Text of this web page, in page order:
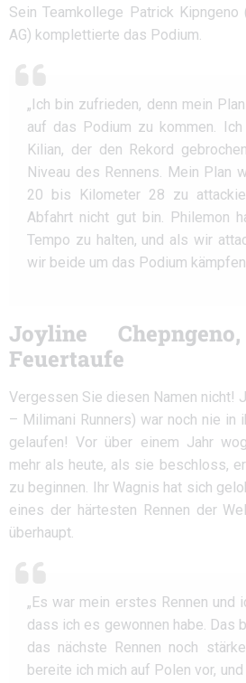
Sein Teamkollege Patrick Kipngeno
AG) komplettierte das Podium.
„Ich bin zufrieden, denn mein
auf das Podium zu kommen.
Kilian, der den Rekord
Niveau des Rennens. Mein Plan
20 bis Kilometer 28 zu
Abfahrt nicht gut bin. Philemon
Tempo zu halten, und als wir
wir beide um das Podium
Joyline
Feuertaufe
Vergessen Sie diesen Namen nicht!
– Milimani Runners) war noch nie in
gelaufen! Vor über einem Jahr
mehr als heute, als sie beschloss,
zu beginnen. Ihr Wagnis hat sich
eines der härtesten Rennen der
überhaupt.
„Es war mein erstes Rennen und
dass ich es gewonnen habe. Das
das nächste Rennen noch
bereite ich mich auf Polen vor,